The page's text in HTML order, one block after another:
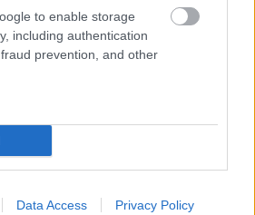
to enable storage
including authentication
prevention, and other
Data Access Privacy Policy
hogy milyen szerepet játszott
nem tisztázott, de
szolgáltatott nemcsak
számára is (másképp
rura penthe-i